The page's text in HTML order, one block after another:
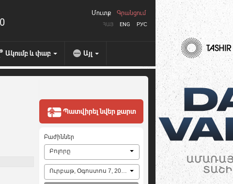
ՀԱՅ ENG РУС
Մուտք Գրանցում
Ակումբ և փաբ Այլ
Պատվիրել նվեր քարտ
Բաժիններ
Բոլորը
Ուրբաթ, Օգոստոս 7, 2026